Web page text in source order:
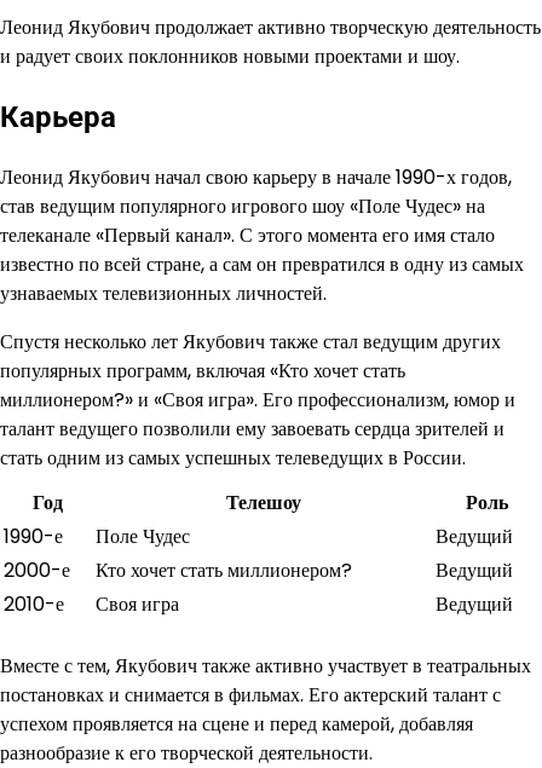
Леонид Якубович продолжает активно творческую деятельность
и радует своих поклонников новыми проектами и шоу.
Карьера
Леонид Якубович начал свою карьеру в начале 1990-х годов,
став ведущим популярного игрового шоу «Поле Чудес» на
телеканале «Первый канал». С этого момента его имя стало
известно по всей стране, а сам он превратился в одну из самых
узнаваемых телевизионных личностей.
Спустя несколько лет Якубович также стал ведущим других
популярных программ, включая «Кто хочет стать
миллионером?» и «Своя игра». Его профессионализм, юмор и
талант ведущего позволили ему завоевать сердца зрителей и
стать одним из самых успешных телеведущих в России.
Год
Телешоу
Роль
1990-е
Поле Чудес
Ведущий
2000-е
Кто хочет стать миллионером?
Ведущий
2010-е
Своя игра Ведущий
Вместе с тем, Якубович также активно участвует в театральных
постановках и снимается в фильмах. Его актерский талант с
успехом проявляется на сцене и перед камерой, добавляя
разнообразие к его творческой деятельности.